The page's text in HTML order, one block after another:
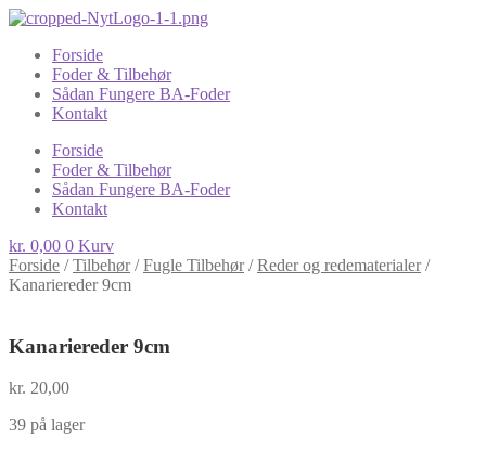
Forside
Foder & Tilbehør
Sådan Fungere BA-Foder
Kontakt
Forside
Foder & Tilbehør
Sådan Fungere BA-Foder
Kontakt
kr. 0,00 0 Kurv
Forside /Tilbehør/Fugle Tilbehør/Reder og redematerialer/
Kanariereder 9cm
Kanariereder 9cm
kr. 20,00
39 på lager